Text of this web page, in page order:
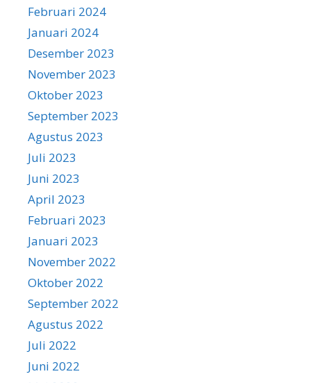
Februari 2024
Januari 2024
Desember 2023
November 2023
Oktober 2023
September 2023
Agustus 2023
Juli 2023
Juni 2023
April 2023
Februari 2023
Januari 2023
November 2022
Oktober 2022
September 2022
Agustus 2022
Juli 2022
Juni 2022